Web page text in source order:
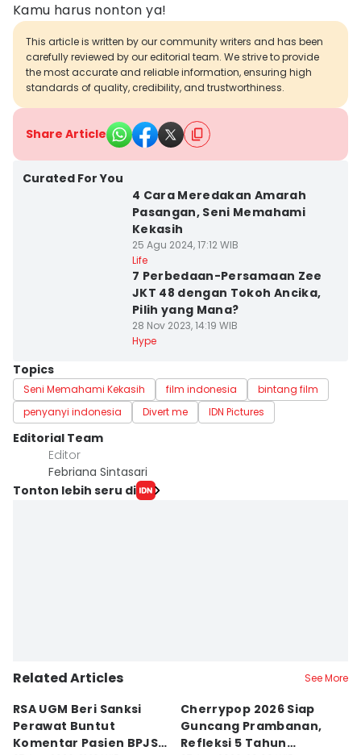
Kamu harus nonton ya!
This article is written by our community writers and has been
carefully reviewed by our editorial team. We strive to provide
the most accurate and reliable information, ensuring high
standards of quality, credibility, and trustworthiness.
Share Article
Curated For You
4 Cara Meredakan Amarah
Pasangan, Seni Memahami
Kekasih
25 Agu 2024, 17:12 WIB
Life
7 Perbedaan-Persamaan Zee
JKT 48 dengan Tokoh Ancika,
Pilih yang Mana?
28 Nov 2023, 14:19 WIB
Hype
Topics
Seni Memahami Kekasih film indonesia
bintang film
penyanyi indonesia
Divert me IDN Pictures
Editorial Team
Editor
Febriana Sintasari
Tonton lebih seru di
Related Articles See More
RSA UGM Beri Sanksi
Perawat Buntut
Komentar Pasien BPJS
Cherrypop 2026 Siap
Guncang Prambanan,
Refleksi 5 Tahun